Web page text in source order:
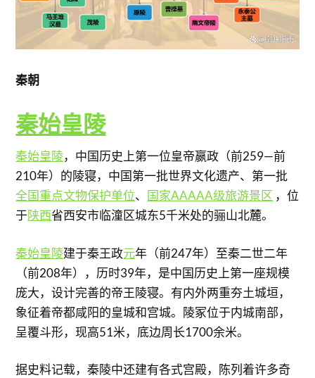
秦朝
秦始皇陵
秦始皇陵，中国历史上第一位皇帝嬴政（前259—前
210年）的陵寝，中国第一批世界文化遗产、第一批
全国重点文物保护单位、 国家AAAAA级旅游景区 ，位
于陕西省西安市临潼区城东5千米处的骊山北麓。
秦始皇陵建于秦王政元年（前247年）至秦二世二年
（前208年），历时39年，是中国历史上第一座规模
庞大，设计完善的帝王陵寝。有内外两重夯土城垣，
象征着帝都咸阳的皇城和宫城。陵冢位于内城南部，
呈覆斗形，现高51米，底边周长1700余米。
据史料记载，秦陵中还建有各式宫殿，陈列着许多奇